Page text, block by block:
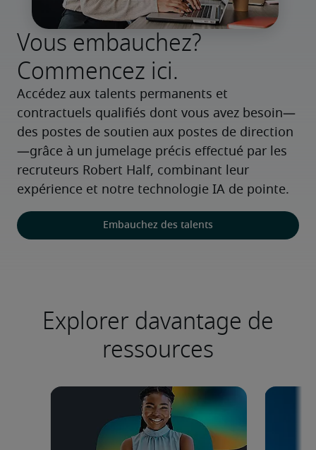
Vous embauchez?
Commencez ici.
Accédez aux talents permanents et
contractuels qualifiés dont vous avez besoin—
des postes de soutien aux postes de direction
—grâce à un jumelage précis effectué par les
recruteurs Robert Half, combinant leur
expérience et notre technologie IA de pointe.
Embauchez des talents
Explorer davantage de
ressources